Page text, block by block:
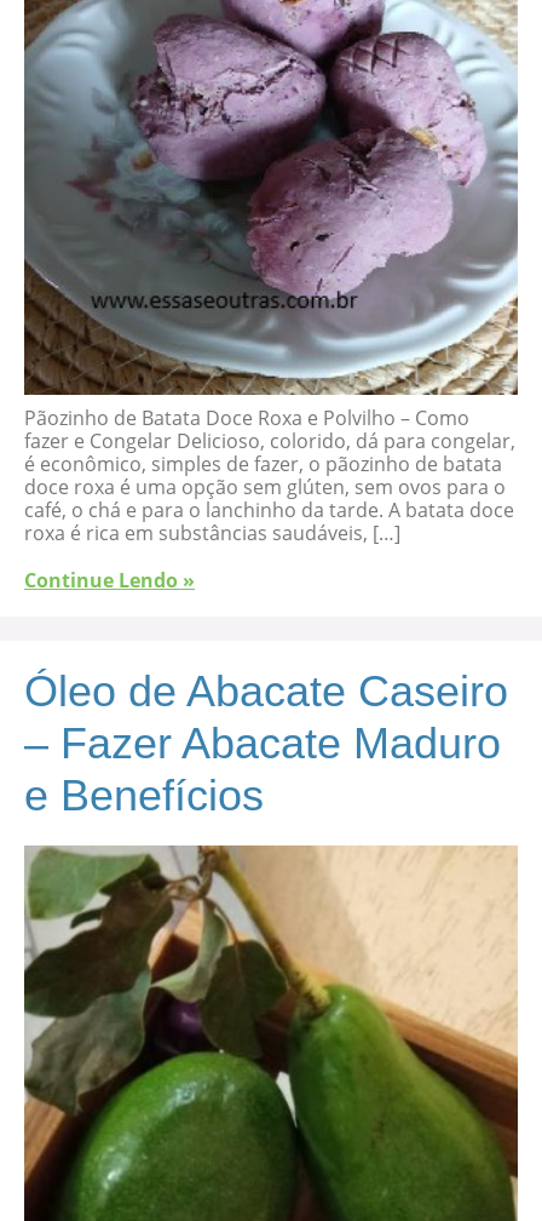
Pãozinho de Batata Doce Roxa e Polvilho – Como
fazer e Congelar Delicioso, colorido, dá para congelar,
é econômico, simples de fazer, o pãozinho de batata
doce roxa é uma opção sem glúten, sem ovos para o
café, o chá e para o lanchinho da tarde. A batata doce
roxa é rica em substâncias saudáveis, […]
Continue Lendo »
Óleo de Abacate Caseiro
– Fazer Abacate Maduro
e Benefícios